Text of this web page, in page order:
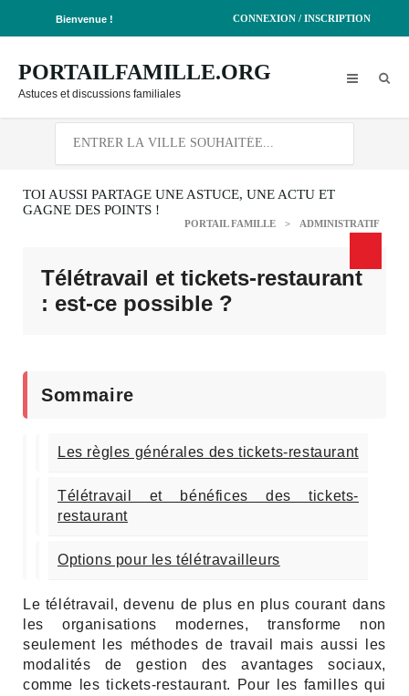
Bienvenue ! CONNEXION / INSCRIPTION
PORTAILFAMILLE.ORG
Astuces et discussions familiales
TOI AUSSI PARTAGE UNE ASTUCE, UNE ACTU ET
GAGNE DES POINTS !
PORTAIL FAMILLE > ADMINISTRATIF
Télétravail et tickets-restaurant
: est-ce possible ?
Sommaire
Les règles générales des tickets-restaurant
Télétravail et bénéfices des tickets-
restaurant
Options pour les télétravailleurs
Le télétravail, devenu de plus en plus courant dans
les organisations modernes, transforme non
seulement les méthodes de travail mais aussi les
modalités de gestion des avantages sociaux,
comme les tickets-restaurant. Pour les familles qui